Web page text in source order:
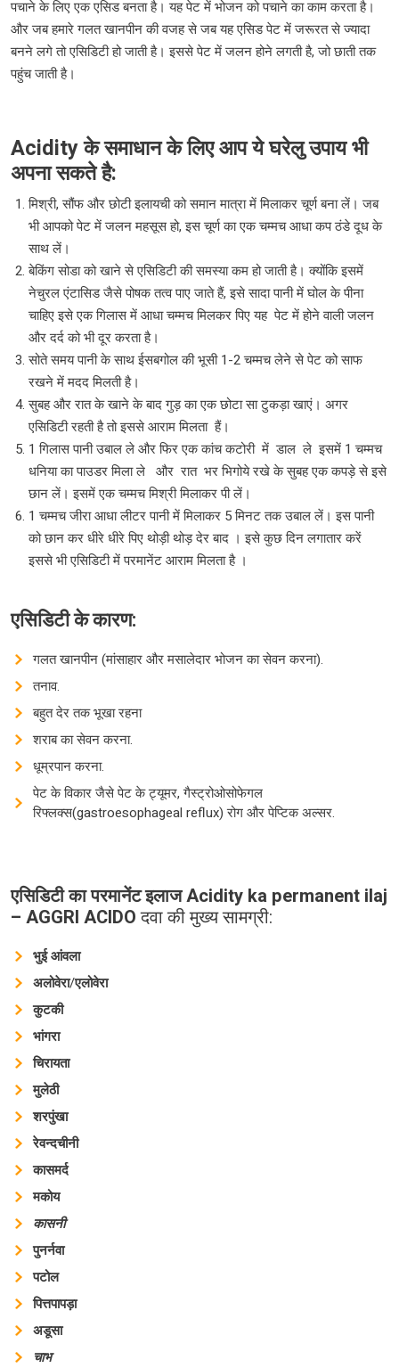
पचाने के लिए एक एसिड बनता है। यह पेट में भोजन को पचाने का काम करता है।
और जब हमारे गलत खानपीन की वजह से जब यह एसिड पेट में जरूरत से ज्यादा
बनने लगे तो एसिडिटी हो जाती है। इससे पेट में जलन होने लगती है, जो छाती तक
पहुंच जाती है।
Acidity के समाधान के लिए आप ये घरेलु उपाय भी
अपना सकते है:
मिश्री, सौंफ और छोटी इलायची को समान मात्रा में मिलाकर चूर्ण बना लें। जब
भी आपको पेट में जलन महसूस हो, इस चूर्ण का एक चम्मच आधा कप ठंडे दूध के
साथ लें।
बेकिंग सोडा को खाने से एसिडिटी की समस्या कम हो जाती है। क्योंकि इसमें
नेचुरल एंटासिड जैसे पोषक तत्व पाए जाते हैं, इसे सादा पानी में घोल के पीना
चाहिए इसे एक गिलास में आधा चम्मच मिलकर पिए यह पेट में होने वाली जलन
और दर्द को भी दूर करता है।
सोते समय पानी के साथ ईसबगोल की भूसी 1-2 चम्मच लेने से पेट को साफ
रखने में मदद मिलती है।
सुबह और रात के खाने के बाद गुड़ का एक छोटा सा टुकड़ा खाएं। अगर
एसिडिटी रहती है तो इससे आराम मिलता हैं।
1 गिलास पानी उबाल ले और फिर एक कांच कटोरी में डाल ले इसमें 1 चम्मच
धनिया का पाउडर मिला ले और रात भर भिगोये रखे के सुबह एक कपड़े से इसे
छान लें। इसमें एक चम्मच मिश्री मिलाकर पी लें।
1 चम्मच जीरा आधा लीटर पानी में मिलाकर 5 मिनट तक उबाल लें। इस पानी
को छान कर धीरे धीरे पिए थोड़ी थोड़ देर बाद । इसे कुछ दिन लगातार करें
इससे भी एसिडिटी में परमानेंट आराम मिलता है ।
एसिडिटीकेकारण:
गलत खानपीन (मांसाहार और मसालेदार भोजन का सेवन करना).
तनाव.
बहुत देर तक भूखा रहना
शराब का सेवन करना.
धूम्रपान करना.
पेट के विकार जैसे पेट के ट्यूमर, गैस्ट्रोओसोफेगल
रिफ्लक्स(gastroesophageal reflux) रोग और पेप्टिक अल्सर.
एसिडिटीकापरमानेंटइलाज Acidity ka permanent ilaj
– AGGRI ACIDOदवा की मुख्य सामग्री:
भुईआंवला
अलोवेरा/एलोवेरा
कुटकी
भांगरा
चिरायता
मुलेठी
शरपुंखा
रेवन्दचीनी
कासमर्द
मकोय
कासनी
पुनर्नवा
पटोल
पित्तपापड़ा
अडूसा
चाभ